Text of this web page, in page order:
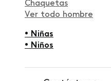
Chaquetas
Ver todo hombre
• Niñas
• Niños